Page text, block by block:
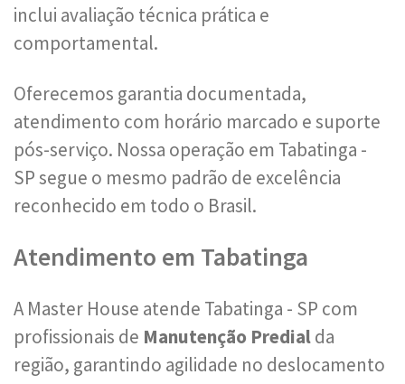
inclui avaliação técnica prática e
comportamental.
Oferecemos garantia documentada,
atendimento com horário marcado e suporte
pós-serviço. Nossa operação em Tabatinga -
SP segue o mesmo padrão de excelência
reconhecido em todo o Brasil.
Atendimento em Tabatinga
A Master House atende Tabatinga - SP com
profissionais de Manutenção Predialda
região, garantindo agilidade no deslocamento